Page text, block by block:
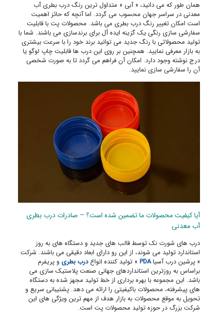
همان طور که می دانید، « آبی » متداول ترین رنگ درب بطری آب
معدنی در سراسر جهان محسوب می گردد. اما آنچه که حائز اهمیت
است امکان تغییر رنگ درب بطری می باشد. محصولات پت با قابلیت
سفارشی سازی رنگی یک گزینه ایده آل برای برندسازی می باشند. شما با
تولید محصولاتی با رنگ جدید می توانید برند خود را با سرعت بیشتری
به بازار معرفی نمایید. همچنین بر روی این درب ها قابلیت چاپ لوگو یا
درج نوشته وجود دارد. امکان آن فراهم می گردد تا به صورت شخصی
آن را سفارشی سازی نمایید.
آیا کیفیت محصولات ما تضمین شده است؟ – صادرات درب بطری
آب معدنی
درب های شورت نک توسط قالب های جدید و دستگاه های به روز
استاندارد تولید می شوند، از این رو دارای ابعاد دقیقی می باشند. شرکت
« پرشین درب آسیاPDA » تولید کننده انواعدرب بطری و پریفرم
براساس به روزترین استانداردهای جهانی صنعت پلاستیک سازی می
باشد. این مجموعه با بهره برداری از خط تولید مجهز شده به دستگاه
های پیشرفته، محصولات باکیفیتی را ارائه می دهد. پشتیبانی سریع و
تحویل به موقع­ محصولات به بازار هدف از مهم ترین ویژگی های این
شرکت بزرگ در حوزه تولید محصولات پت است.